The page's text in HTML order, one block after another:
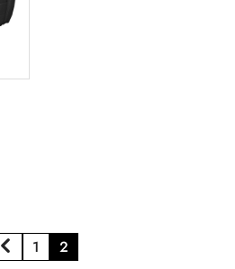
1 2